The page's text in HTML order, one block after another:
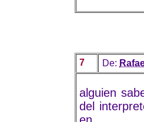
7 De:
alguien
del